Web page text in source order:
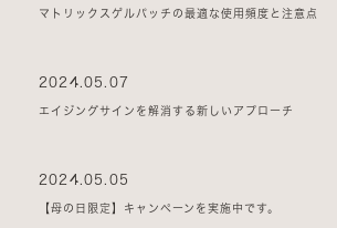
マトリックスゲルパッチの最適な使用頻度と注意点
2024.05.07
エイジングサインを解消する新しいアプローチ
2024.05.05
【母の日限定】キャンペーンを実施中です。